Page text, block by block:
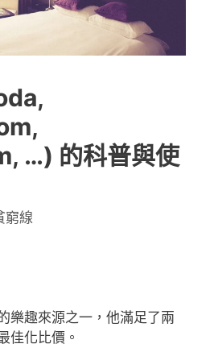
…) 的科普與使
窮線
樂趣來源之一，他滿足了兩
佳化比價。